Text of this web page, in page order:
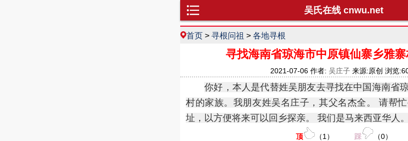
吴氏在线 cnwu.net
首页 > 寻根问祖 > 各地寻根
寻找海南省琼海市中原镇仙寨乡雅
2021-07-06 作者: 吴庄子 来源:原创 浏览
你好，本人是代替姓吴朋友去寻找在中国海南省
村的家族。我朋友姓吴名庄子，其父名杰全。 请帮
址，以方便将来可以回乡探亲。 我们是马来西亚华人
顶 （1 ） 踩 （0）